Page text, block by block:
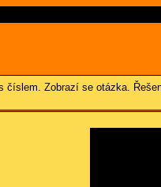
Zobrazí se otázka.